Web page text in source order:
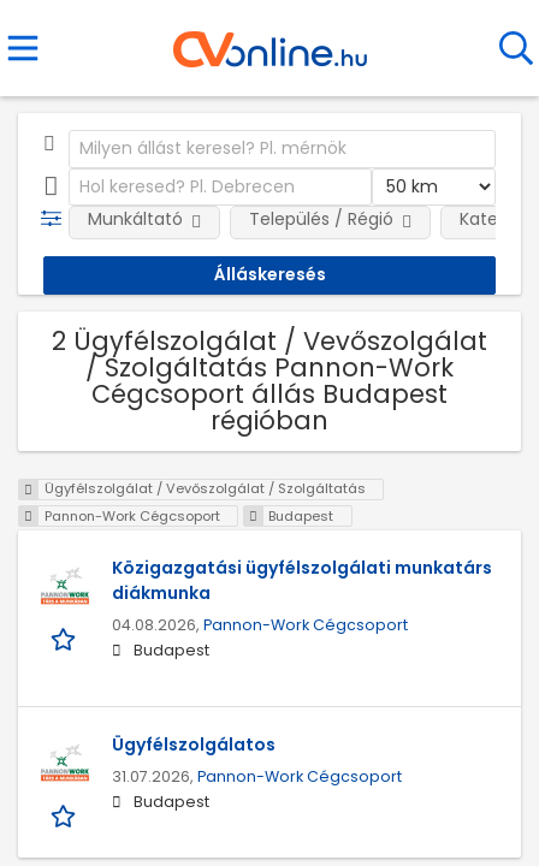
Munkáltató Település / Régió
2 Ügyfélszolgálat / Vevőszolgálat
/ Szolgáltatás Pannon-Work
Cégcsoport állás Budapest
régióban
Ügyfélszolgálat / Vevőszolgálat / Szolgáltatás
Pannon-Work Cégcsoport
Budapest
Közigazgatási ügyfélszolgálati munkatárs
diákmunka
04.08.2026, Pannon-Work Cégcsoport
Budapest
Ügyfélszolgálatos
31.07.2026, Pannon-Work Cégcsoport
Budapest